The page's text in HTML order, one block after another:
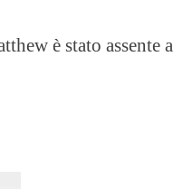
è stato assente a